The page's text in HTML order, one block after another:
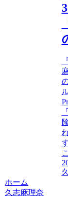
ホーム
久志麻理奈